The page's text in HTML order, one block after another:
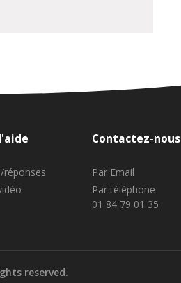
réponses
Contactez-nous
Par Email
Par téléphone
01 84 79 01 35
reserved.